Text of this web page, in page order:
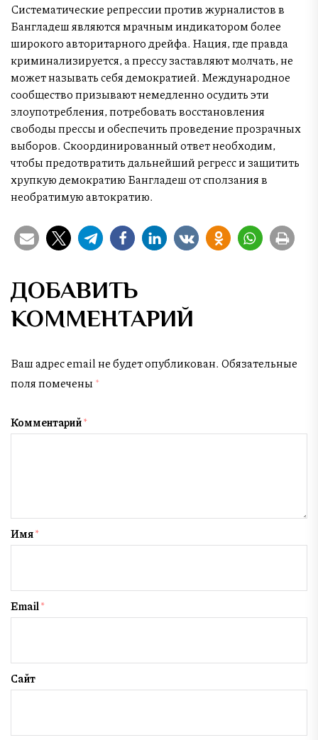
Систематические репрессии против журналистов в
Бангладеш являются мрачным индикатором более
широкого авторитарного дрейфа. Нация, где правда
криминализируется, а прессу заставляют молчать, не
может называть себя демократией. Международное
сообщество призывают немедленно осудить эти
злоупотребления, потребовать восстановления
свободы прессы и обеспечить проведение прозрачных
выборов. Скоординированный ответ необходим,
чтобы предотвратить дальнейший регресс и защитить
хрупкую демократию Бангладеш от сползания в
необратимую автократию.
ДОБАВИТЬ
КОММЕНТАРИЙ
Ваш адрес email не будет опубликован. Обязательные
поля помечены *
Комментарий*
Имя*
Email*
Сайт